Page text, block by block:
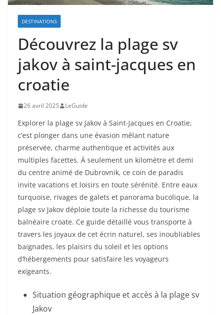
DESTINATIONS
Découvrez la plage sv
jakov à saint-jacques en
croatie
26 avril 2025 LeGuide
Explorer la plage sv Jakov à Saint-Jacques en Croatie,
c’est plonger dans une évasion mêlant nature
préservée, charme authentique et activités aux
multiples facettes. À seulement un kilomètre et demi
du centre animé de Dubrovnik, ce coin de paradis
invite vacations et loisirs en toute sérénité. Entre eaux
turquoise, rivages de galets et panorama bucolique, la
plage sv Jakov déploie toute la richesse du tourisme
balnéaire croate. Ce guide détaillé vous transporte à
travers les joyaux de cet écrin naturel, ses inoubliables
baignades, les plaisirs du soleil et les options
d’hébergements pour satisfaire les voyageurs
exigeants.
Situation géographique et accès à la plage sv
Jakov